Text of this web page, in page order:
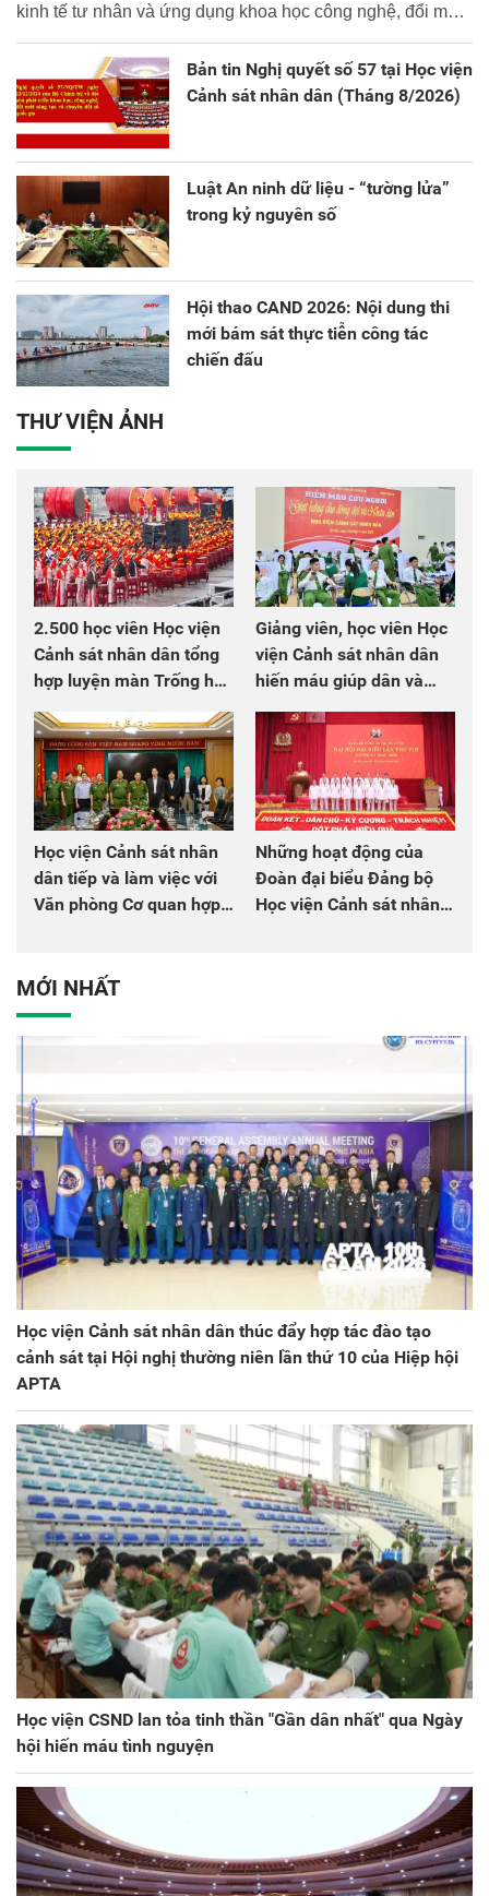
kinh tế tư nhân và ứng dụng khoa học công nghệ, đổi mới
Bản tin Nghị quyết số 57 tại Học viện
Cảnh sát nhân dân (Tháng 8/2026)
Luật An ninh dữ liệu - “tường lửa”
trong kỷ nguyên số
Hội thao CAND 2026: Nội dung thi
mới bám sát thực tiễn công tác
chiến đấu
THƯ VIỆN ẢNH
2.500 học viên Học viện
Cảnh sát nhân dân tổng
hợp luyện màn Trống hội
Giảng viên, học viên Học
viện Cảnh sát nhân dân
hiến máu giúp dân và
Học viện Cảnh sát nhân
dân tiếp và làm việc với
Văn phòng Cơ quan hợp
Những hoạt động của
Đoàn đại biểu Đảng bộ
Học viện Cảnh sát nhân
MỚI NHẤT
Học viện Cảnh sát nhân dân thúc đẩy hợp tác đào tạo
cảnh sát tại Hội nghị thường niên lần thứ 10 của Hiệp hội
APTA
Học viện CSND lan tỏa tinh thần "Gần dân nhất" qua Ngày
hội hiến máu tình nguyện